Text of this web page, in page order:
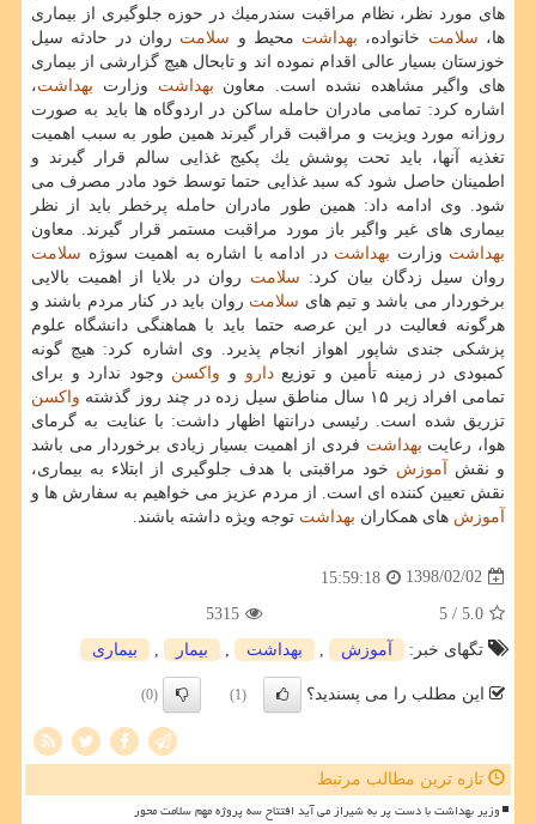
های مورد نظر، نظام مراقبت سندرمیك در حوزه جلوگیری از بیماری
ها، سلامت خانواده، بهداشت محیط و سلامت روان در حادثه سیل
خوزستان بسیار عالی اقدام نموده اند و تابحال هیچ گزارشی از بیماری
های واگیر مشاهده نشده است. معاون بهداشت وزارت بهداشت،
اشاره كرد: تمامی مادران حامله ساكن در اردوگاه ها باید به صورت
روزانه مورد ویزیت و مراقبت قرار گیرند همین طور به سبب اهمیت
تغذیه آنها، باید تحت پوشش یك پكیج غذایی سالم قرار گیرند و
اطمینان حاصل شود كه سبد غذایی حتما توسط خود مادر مصرف می
شود. وی ادامه داد: همین طور مادران حامله پرخطر باید از نظر
بیماری های غیر واگیر باز مورد مراقبت مستمر قرار گیرند. معاون
بهداشت وزارت بهداشت در ادامه با اشاره به اهمیت سوژه سلامت
روان سیل زدگان بیان كرد: سلامت روان در بلایا از اهمیت بالایی
برخوردار می باشد و تیم های سلامت روان باید در كنار مردم باشند و
هرگونه فعالیت در این عرصه حتما باید با هماهنگی دانشگاه علوم
پزشكی جندی شاپور اهواز انجام پذیرد. وی اشاره كرد: هیچ گونه
كمبودی در زمینه تأمین و توزیعدارو و واكسن وجود ندارد و برای
تمامی افراد زیر ۱۵ سال مناطق سیل زده در چند روز گذشته
واكسن
تزریق شده است. رئیسی درانتها اظهار داشت: با عنایت به گرمای
هوا، رعایت بهداشت فردی از اهمیت بسیار زیادی برخوردار می باشد
و نقش
آموزش خود مراقبتی با هدف جلوگیری از ابتلاء به بیماری،
نقش تعیین كننده ای است. از مردم عزیز می خواهیم به سفارش ها و
آموزش های همكاران بهداشت توجه ویژه داشته باشند.
1398/02/02
15:59:18
5.0
/ 5
5315
تگهای خبر:
آموزش بهداشت بیمار بیماری
این مطلب را می پسندید؟ (1)
(0)
تازه ترین مطالب مرتبط
وزیر بهداشت با دست پر به شیراز می آید افتتاح سه پروژه مهم سلامت محور